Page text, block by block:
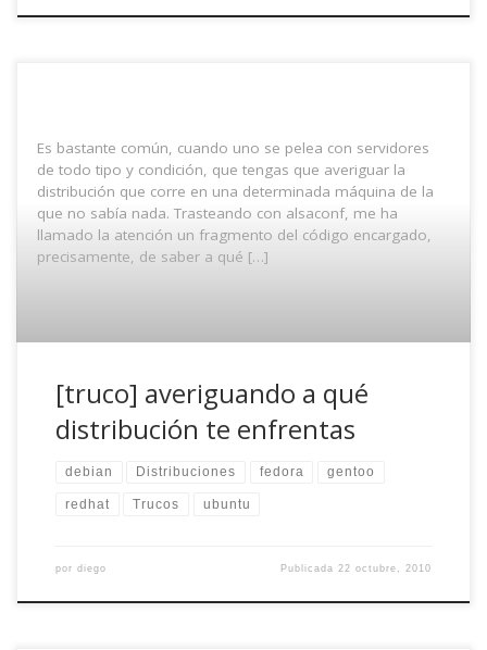
Es bastante común, cuando uno se pelea con servidores
de todo tipo y condición, que tengas que averiguar la
distribución que corre en una determinada máquina de la
que no sabía nada. Trasteando con alsaconf, me ha
llamado la atención un fragmento del código encargado,
precisamente, de saber a qué […]
[truco] averiguando a qué
distribución te enfrentas
debian Distribuciones fedora gentoo
redhat Trucos ubuntu
por diego Publicada 22 octubre, 2010